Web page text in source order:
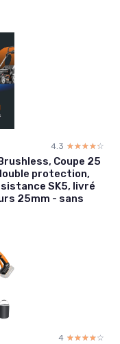
4.3 ☆☆☆☆☆
★★★★★
Coupe 25
protection,
SK5, livré
25mm - sans
4 ☆☆☆☆☆
★★★★★